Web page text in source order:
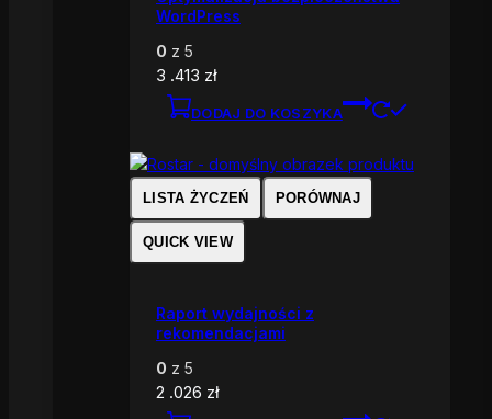
WordPress
0 z 5
3 .413 zł
DODAJ DO KOSZYKA
LISTA ŻYCZEŃ PORÓWNAJ
QUICK VIEW
Raport wydajności z
rekomendacjami
0 z 5
2 .026 zł